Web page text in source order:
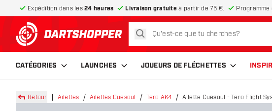
Expédition dans les 24 heures Livraison gratuite à partir de 75 €. Programme
retour à la page d’accueil
rechercher
CATÉGORIES LAUNCHES JOUEURS DE FLÉCHETTES
Retour Ailettes Ailettes Cuesoul Tero AK4 Ailette Cuesoul - Tero Flight